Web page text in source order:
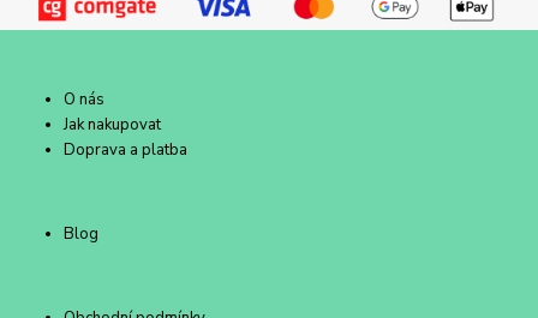
O nás
Jak nakupovat
Doprava a platba
Blog